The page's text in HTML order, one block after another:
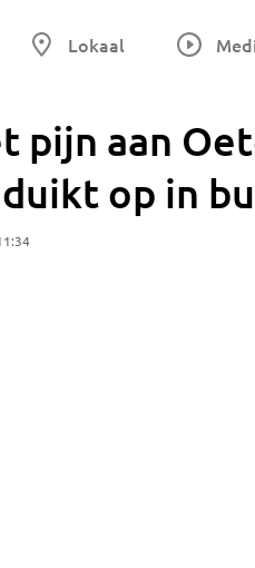
Lokaal
pijn aan
op in